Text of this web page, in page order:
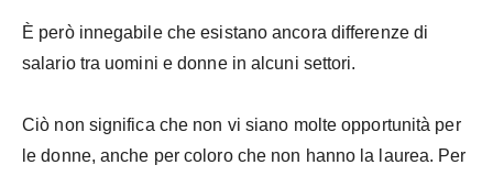
È però innegabile che esistano ancora differenze di
salario tra uomini e donne in alcuni settori.
Ciò non significa che non vi siano molte opportunità per
le donne, anche per coloro che non hanno la laurea. Per